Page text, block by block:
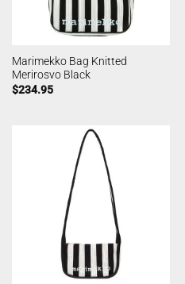
Marimekko Bag Knitted
Merirosvo Black
$234.95